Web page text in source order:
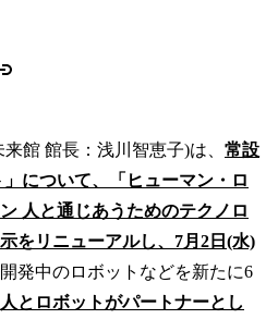
館 館長：浅川智恵子)は、 常設
について、「ヒューマン・ロ
人と通じあうためのテクノロ
をリニューアルし、7月2日(水)
発中のロボットなどを新たに6
人とロボットがパートナーとし